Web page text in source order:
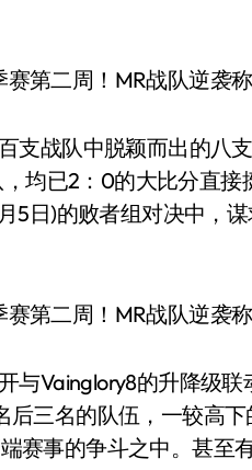
战队中脱颖而出的八
均已2：0的大比分直接
5日)的败者组对决中，
Vainglory8的升降级联
三名的队伍，一较高下
赛事的争斗之中。甚至